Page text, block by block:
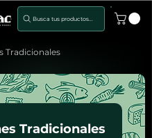
Busca tus productos...
Tradicionales
Tradicionales